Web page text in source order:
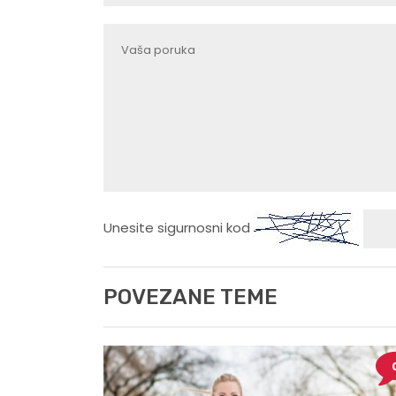
Unesite sigurnosni kod
POVEZANE TEME